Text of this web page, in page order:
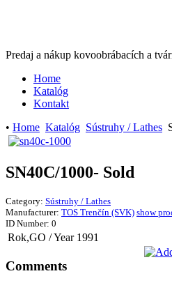
Predaj a nákup kovoobrábacích a
Home
Katalóg
Kontakt
• Home Katalóg Sústruhy / Lathes
SN40C/1000- Sold
Category: Sústruhy / Lathes
Manufacturer: TOS Trenčín (SVK) show
ID Number: 0
Rok,GO / Year 1991
Comments